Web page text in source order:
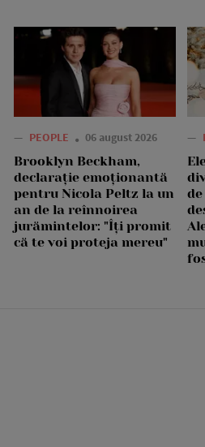
— PEOPLE 06 august 2026
Brooklyn Beckham,
declarație emoționantă
pentru Nicola Peltz la un
an de la reînnoirea
jurămintelor: "Îți promit
că te voi proteja mereu"
—